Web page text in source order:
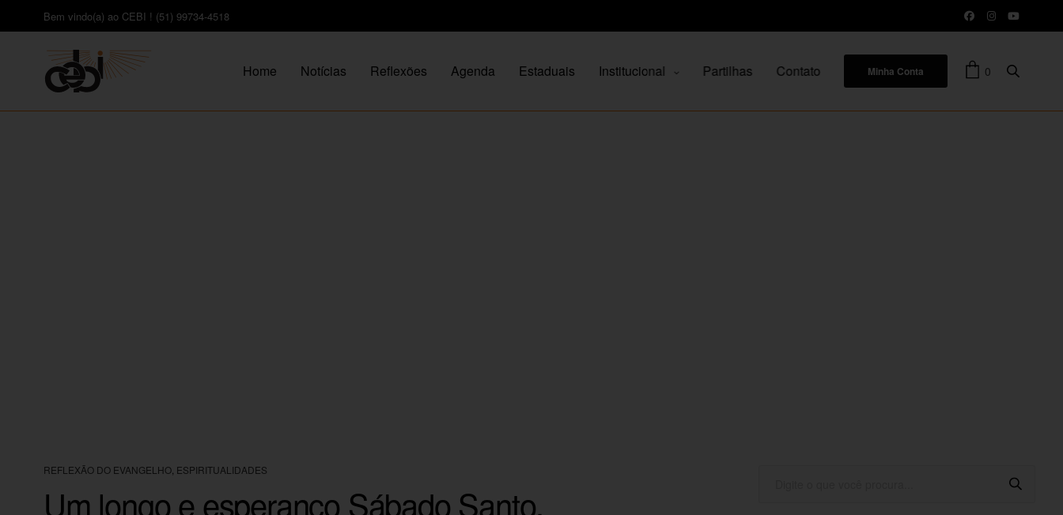
Bem vindo(a) ao CEBI ! (51) 99734-4518
Home Notícias Reflexões Agenda Estaduais Institucional Partilhas Contato Minha Conta 0
REFLEXÃO DO EVANGELHO ESPIRITUALIDADES
Um longo e esperanço Sábado Santo.